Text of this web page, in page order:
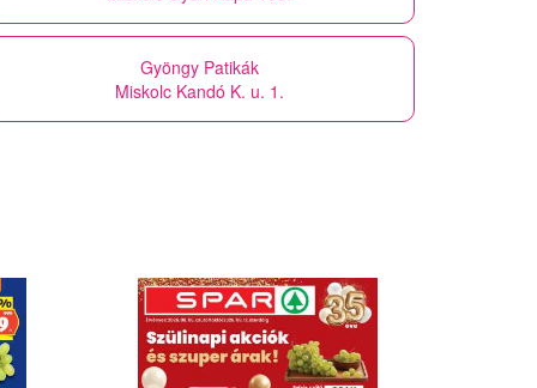
Gyöngy Patikák
Miskolc Kandó K. u. 1.